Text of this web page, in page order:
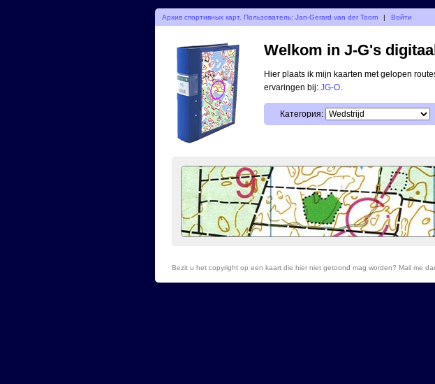
Архив спортивных карт. Пользователь: Jan-Gerard van der Toorn | Войти
Welkom in J-G's
Hier plaats ik mijn kaarten met gelopen
ervaringen bij: JG-O
Категория:
Bezit u het copyright op een kaart die hier niet getoond mag worden? Mail me